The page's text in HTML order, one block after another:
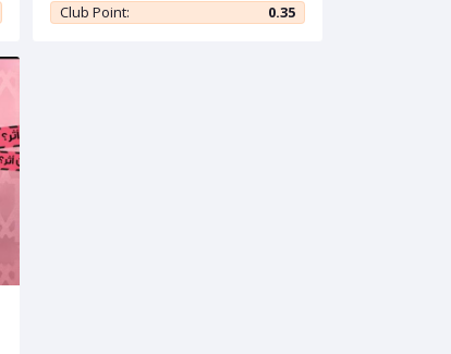
Club Point:
0.35